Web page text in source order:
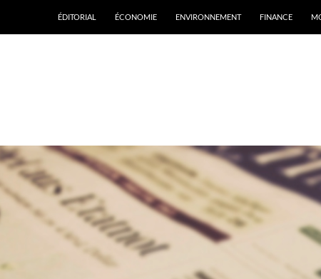
ÉDITORIAL ÉCONOMIE ENVIRONNEMENT FINANCE